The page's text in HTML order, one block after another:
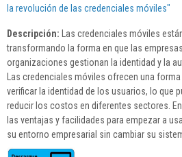
la revolución de las credenciales móviles"
Descripción: Las credenciales móviles
transformando la forma en que las
organizaciones gestionan la identidad y la
Las credenciales móviles ofrecen una
verificar la identidad de los usuarios, lo que
reducir los costos en diferentes sectores.
las ventajas y facilidades para empezar a
su entorno empresarial sin cambiar su